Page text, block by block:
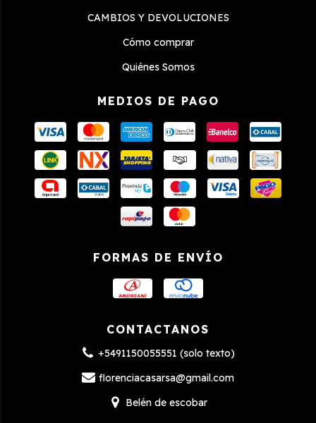
CAMBIOS Y DEVOLUCIONES
Cómo comprar
Quiénes Somos
MEDIOS DE PAGO
FORMAS DE ENVÍO
CONTACTANOS
+5491150055551 (solo texto)
florenciacasarsa@gmail.com
Belén de escobar